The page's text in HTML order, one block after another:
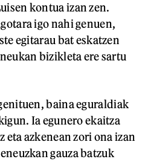
kontua izan zen.
igo nahi genuen,
egitarau bat eskatzen
bizikleta ere sartu
baina eguraldiak
Ia egunero ekaitza
eta azkenean zori ona izan
gauza batzuk